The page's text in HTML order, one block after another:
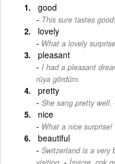
good
This sure tastes
lovely
What a lovely
pleasant
I had a pleasant
rüya gördüm.
pretty
She sang pretty well.
nice
What a nice surprise!
beautiful
Switzerland is a very
-